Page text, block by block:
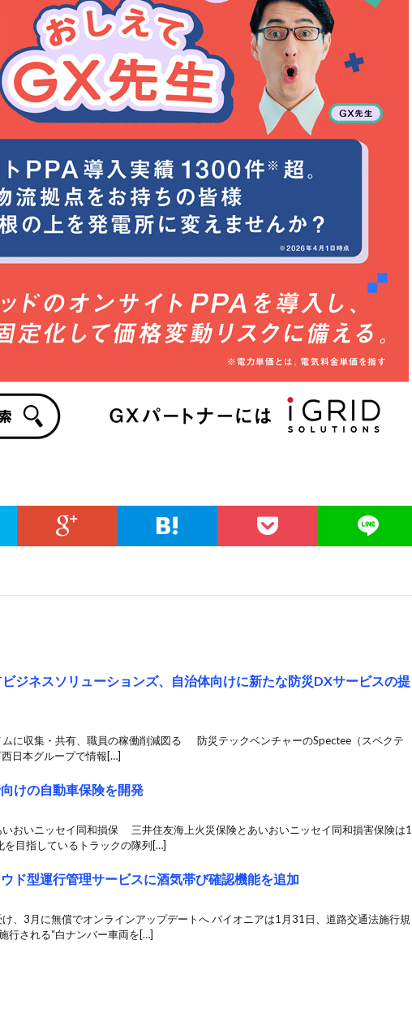
ジネスソリューションズ、自治体向けに新たな防災DXサービスの提
ムに収集・共有、職員の稼働削減図る 防災テックベンチャーのSpectee（スペクテ
日本グループで情報[…]
けの自動車保険を開発
いおいニッセイ同和損保 三井住友海上火災保険とあいおいニッセイ同和損害保険は1
を目指しているトラックの隊列[…]
ド型運行管理サービスに酒気帯び確認機能を追加
、3月に無償でオンラインアップデートへ パイオニアは1月31日、道路交通法施行規
行される“白ナンバー車両を[…]